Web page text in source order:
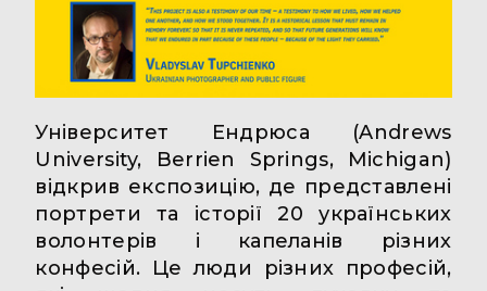
Університет Ендрюса (Andrews
University, Berrien Springs, Michigan)
відкрив експозицію, де представлені
портрети та історії 20 українських
волонтерів і капеланів різних
конфесій. Це люди різних професій,